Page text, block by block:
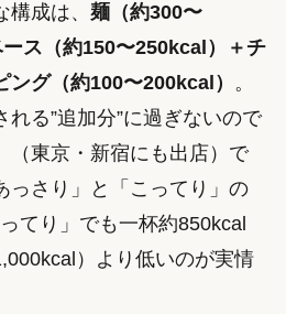
成は、 麺（約300〜
ス（約150〜250kcal）＋チ
ング（約100〜200kcal） 。
る”追加分”に過ぎないので
（東京・新宿にも出店）で
っさり」と「こってり」の
てり」でも一杯約850kcal
）より低いのが実情